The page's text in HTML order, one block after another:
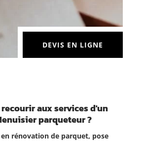
DEVIS EN LIGNE
aux services d'un
parqueteur ?
rénovation de parquet, pose